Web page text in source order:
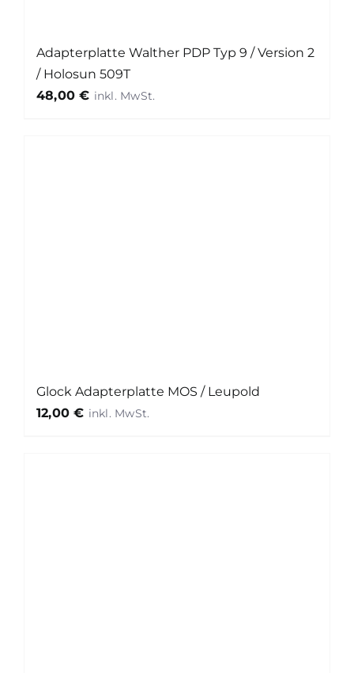
Adapterplatte Walther PDP Typ 9 / Version 2
/ Holosun 509T
48,00€
Glock Adapterplatte MOS / Leupold
12,00€